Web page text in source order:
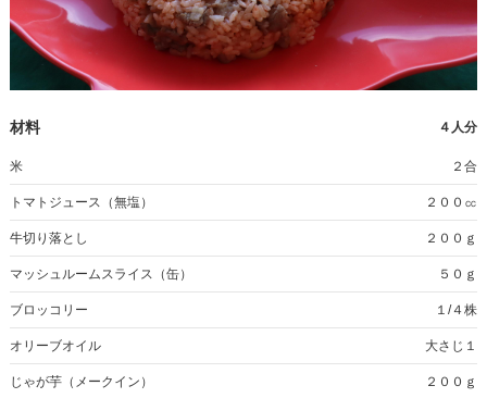
材料 ４人分
米 ２合
トマトジュース（無塩） ２００㏄
牛切り落とし ２００ｇ
マッシュルームスライス（缶） ５０ｇ
ブロッコリー １/４株
オリーブオイル 大さじ１
じゃが芋（メークイン） ２００ｇ